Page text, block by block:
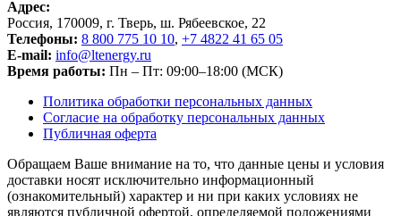
Адрес:
Россия, 170009, г. Тверь, ш. Рябеевское, 22
Телефоны: 8 800 775 10 10, +7 4822 41 65 05
E-mail: info@ltenergy.ru
Время работы: Пн – Пт: 09:00–18:00 (МСК)
Политика обработки персональных данных
Согласие на обработку персональных данных
Публичная оферта
Обращаем Ваше внимание на то, что данные цены и условия
доставки носят исключительно информационный
(ознакомительный) характер и ни при каких условиях не
являются публичной офертой, определяемой положениями